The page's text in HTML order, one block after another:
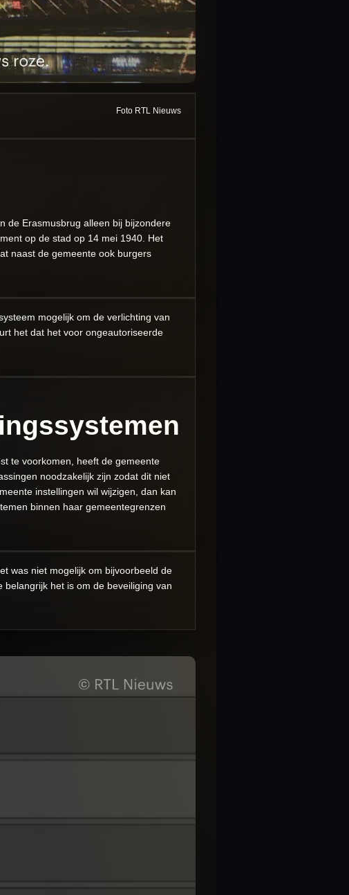
Foto RTL Nieuws
de Erasmusbrug alleen bij bijzondere
op de stad op 14 mei 1940. Het
naast de gemeente ook burgers
mogelijk om de verlichting van
het dat het voor ongeautoriseerde
te voorkomen, heeft de gemeente
noodzakelijk zijn zodat dit niet
instellingen wil wijzigen, dan kan
binnen haar gemeentegrenzen
was niet mogelijk om bijvoorbeeld de
het is om de beveiliging van